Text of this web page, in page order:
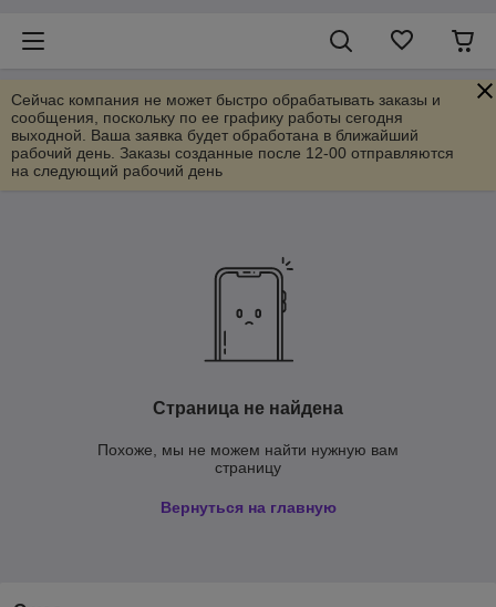
Сейчас компания не может быстро обрабатывать заказы и
сообщения, поскольку по ее графику работы сегодня
выходной. Ваша заявка будет обработана в ближайший
рабочий день. Заказы созданные после 12-00 отправляются
на следующий рабочий день
Страница не найдена
Похоже, мы не можем найти нужную вам
страницу
Вернуться на главную